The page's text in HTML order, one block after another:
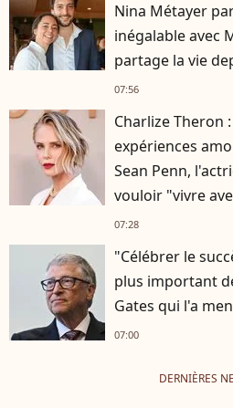
Nina Métayer
inégalable avec
partage la vie
07:56
Charlize Theron
expériences
Sean Penn,
vouloir "vivre
07:28
"Célébrer le
plus important
Gates qui l'a
07:00
DERNIÈRES